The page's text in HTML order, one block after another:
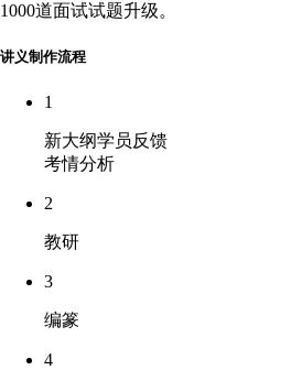
1000道面试试题升级。
讲义制作流程
1
新大纲学员反馈
考情分析
2
教研
3
编篆
4